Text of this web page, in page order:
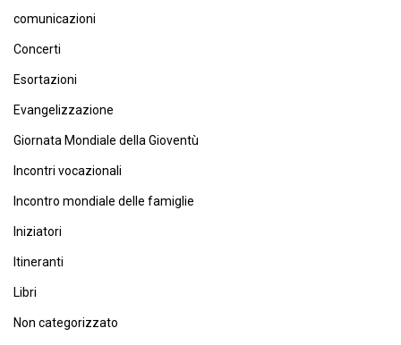
comunicazioni
Concerti
Esortazioni
Evangelizzazione
Giornata Mondiale della Gioventù
Incontri vocazionali
Incontro mondiale delle famiglie
Iniziatori
Itineranti
Libri
Non categorizzato